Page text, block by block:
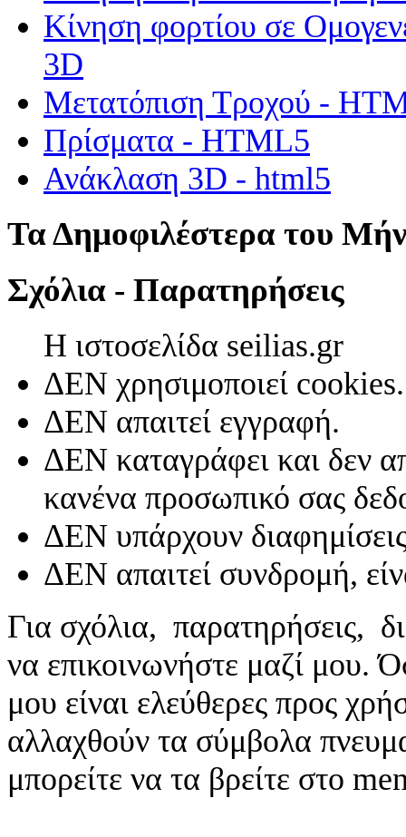
Κίνηση φορτίου σε
3D
Μετατόπιση Τροχού -
Πρίσματα - HTML5
Ανάκλαση 3D - html5
Τα Δημοφιλέστερα του
Σχόλια - Παρατηρήσεις
Η ιστοσελίδα seilias.gr
ΔΕΝ χρησιμοποιεί cookies.
ΔΕΝ απαιτεί εγγραφή.
ΔΕΝ καταγράφει και δεν
κανένα προσωπικό σας
ΔΕΝ υπάρχουν
ΔΕΝ απαιτεί συνδρομή,
Για σχόλια, παρατηρήσεις,
να επικοινωνήστε μαζί μου.
μου είναι ελεύθερες προς
αλλαχθούν τα σύμβολα
μπορείτε να τα βρείτε στο